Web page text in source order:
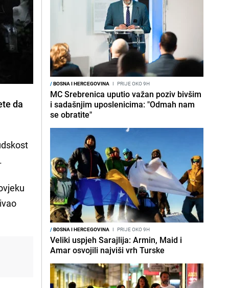
da
/BOSNA I HERCEGOVINA I PRIJE OKO 9H
MC Srebrenica uputio važan poziv bivšim
i sadašnjim uposlenicima: "Odmah nam
se obratite"
/BOSNA I HERCEGOVINA I PRIJE OKO 9H
Veliki uspjeh Sarajlija: Armin, Maid i
Amar osvojili najviši vrh Turske